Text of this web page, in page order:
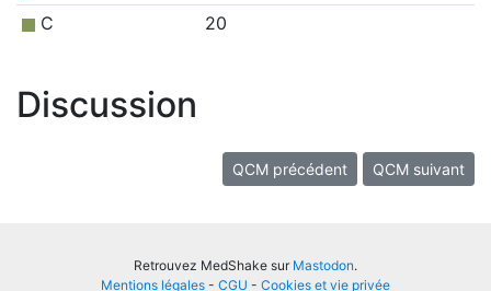
C
20
Discussion
QCM précédent QCM suivant
Retrouvez MedShake sur Mastodon.
Mentions légales - CGU - Cookies et vie privée